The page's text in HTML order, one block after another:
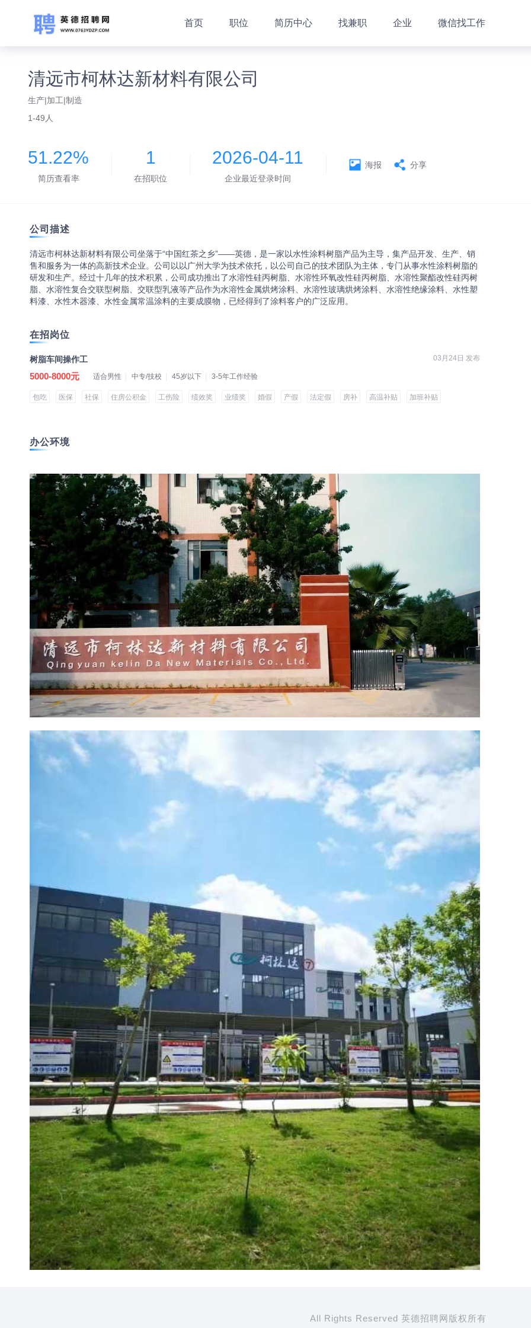
首页 职位 简历中心 找兼职 企业 微信找工作
清远市柯林达新材料有限公司
生产|加工|制造
1-49人
51.22%
简历查看率
1
在招职位
2026-04-11
企业最近登录时间
海报 分享
公司描述
清远市柯林达新材料有限公司坐落于“中国红茶之乡”——英德，是一家以水性涂料树脂产品为主导，集产品开发、生产、销
售和服务为一体的高新技术企业。公司以以广州大学为技术依托，以公司自己的技术团队为主体，专门从事水性涂料树脂的
研发和生产。经过十几年的技术积累，公司成功推出了水溶性硅丙树脂、水溶性环氧改性硅丙树脂、水溶性聚酯改性硅丙树
脂、水溶性复合交联型树脂、交联型乳液等产品作为水溶性金属烘烤涂料、水溶性玻璃烘烤涂料、水溶性绝缘涂料、水性塑
料漆、水性木器漆、水性金属常温涂料的主要成膜物，已经得到了涂料客户的广泛应用。
在招岗位
树脂车间操作工 03月24日 发布
5000-8000元 适合男性 中专/技校 45岁以下 3-5年工作经验
包吃 医保 社保 住房公积金 工伤险 绩效奖 业绩奖 婚假 产假 法定假 房补 高温补贴 加班补贴
办公环境
All Rights Reserved 英德招聘网版权所有